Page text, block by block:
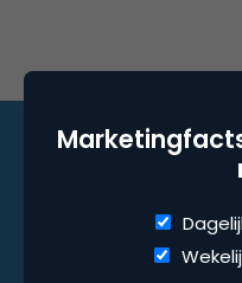
Marketingfacts.